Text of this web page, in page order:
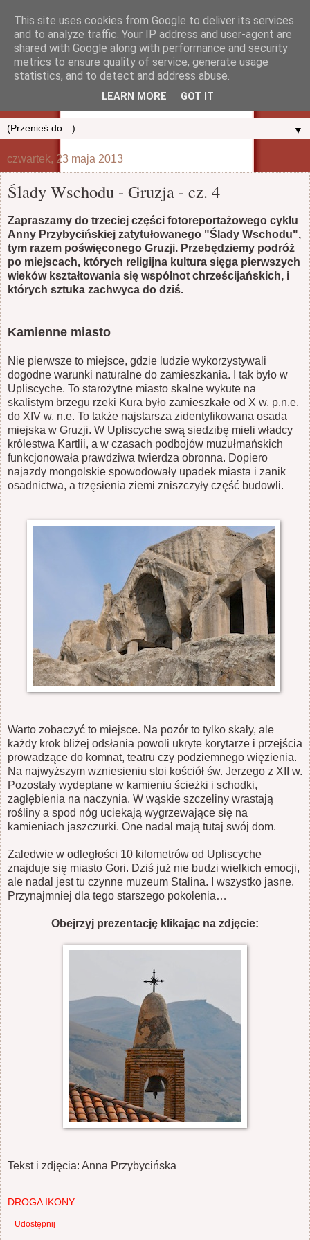
▼
czwartek, 23 maja 2013
Ślady Wschodu - Gruzja - cz. 4
Zapraszamy do trzeciej części fotoreportażowego cyklu
Anny Przybycińskiej zatytułowanego "Ślady Wschodu",
tym razem poświęconego Gruzji. Przebędziemy podróż
po miejscach, których religijna kultura sięga pierwszych
wieków kształtowania się wspólnot chrześcijańskich, i
których sztuka zachwyca do dziś.
Kamienne miasto
Nie pierwsze to miejsce, gdzie ludzie wykorzystywali
dogodne warunki naturalne do zamieszkania. I tak było w
Upliscyche. To starożytne miasto skalne wykute na
skalistym brzegu rzeki Kura było zamieszkałe od X w. p.n.e.
do XIV w. n.e. To także najstarsza zidentyfikowana osada
miejska w Gruzji. W Upliscyche swą siedzibę mieli władcy
królestwa Kartlii, a w czasach podbojów muzułmańskich
funkcjonowała prawdziwa twierdza obronna. Dopiero
najazdy mongolskie spowodowały upadek miasta i zanik
osadnictwa, a trzęsienia ziemi zniszczyły część budowli.
Warto zobaczyć to miejsce. Na pozór to tylko skały, ale
każdy krok bliżej odsłania powoli ukryte korytarze i przejścia
prowadzące do komnat, teatru czy podziemnego więzienia.
Na najwyższym wzniesieniu stoi kościół św. Jerzego z XII w.
Pozostały wydeptane w kamieniu ścieżki i schodki,
zagłębienia na naczynia. W wąskie szczeliny wrastają
rośliny a spod nóg uciekają wygrzewające się na
kamieniach jaszczurki. One nadal mają tutaj swój dom.
Zaledwie w odległości 10 kilometrów od Upliscyche
znajduje się miasto Gori. Dziś już nie budzi wielkich emocji,
ale nadal jest tu czynne muzeum Stalina. I wszystko jasne.
Przynajmniej dla tego starszego pokolenia…
Obejrzyj prezentację klikając na zdjęcie:
Tekst i zdjęcia: Anna Przybycińska
DROGA IKONY
Udostępnij
This site uses cookies from Google to deliver its services
and to analyze traffic. Your IP address and user-agent are
shared with Google along with performance and security
metrics to ensure quality of service, generate usage
statistics, and to detect and address abuse.
LEARN MORE GOT IT